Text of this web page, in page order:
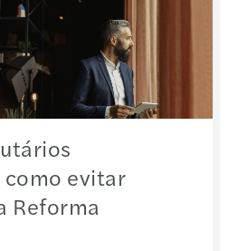
evitar
Reforma